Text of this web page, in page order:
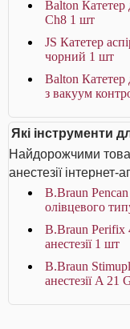
Balton Катетер
Ch8 1 шт
JS Катетер
чорний 1 шт
Balton Катетер
з вакуум
Які інструменти
Найдорожчими
анестезії інтернет-
B.Braun Pencan
олівцевого
B.Braun Perifix
анестезії 1 шт
B.Braun
анестезії A